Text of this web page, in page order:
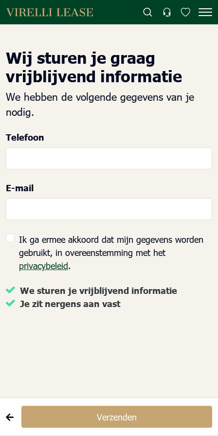
Wij sturen je graag
vrijblijvend informatie
We hebben de volgende gegevens van je
nodig.
Telefoon
E-mail
Ik ga ermee akkoord dat mijn gegevens worden
gebruikt, in overeenstemming met het
privacybeleid.
We sturen je vrijblijvend informatie
Je zit nergens aan vast
Verzenden